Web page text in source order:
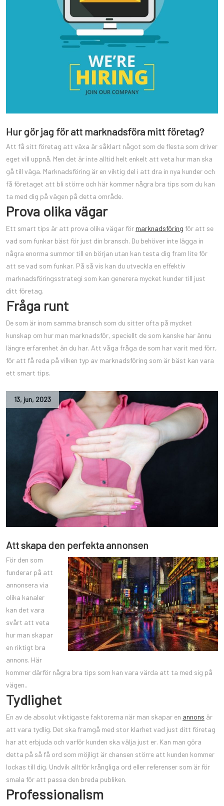
Hur gör jag för att marknadsföra mitt företag?
Att få sitt företag att växa är såklart något som de flesta som driver
eget vill uppnå. Men det är inte alltid helt enkelt att veta hur man ska
gå till väga. Marknadsföring är en viktig del i att dra in nya kunder och
få företaget att bli större och här kommer några bra tips som du kan
ta med dig på vägen på detta område.
Prova olika vägar
Ett smart tips är att prova olika vägar för marknadsföring för att se
vad som funkar bäst för just din bransch. Du behöver inte lägga in
några enorma summor till en början utan kan testa dig fram lite för
att se vad som funkar. På så vis kan du utveckla en effektiv
marknadsföringsstrategi som kan generera mycket kunder till just
ditt företag.
Fråga runt
De som är inom samma bransch som du sitter ofta på mycket
kunskap om hur man marknadsför, speciellt de som kanske har ännu
längre erfarenhet än du har. Att våga fråga de som har varit med förr,
för att få reda på vilken typ av marknadsföring som är bäst kan vara
ett smart tips.
13, jun, 2023
Att skapa den perfekta annonsen
För den som
funderar på att
annonsera via
olika kanaler
kan det vara
svårt att veta
hur man skapar
en riktigt bra
annons. Här
kommer därför några bra tips som kan vara värda att ta med sig på
vägen..
Tydlighet
En av de absolut viktigaste faktorerna när man skapar en annons är
att vara tydlig. Det ska framgå med stor klarhet vad just ditt företag
har att erbjuda och varför kunden ska välja just er. Kan man göra
detta på så få ord som möjligt är chansen större att kunden kommer
lockas till dig. Undvik alltför krångliga ord eller referenser som är för
smala för att passa den breda publiken.
Professionalism